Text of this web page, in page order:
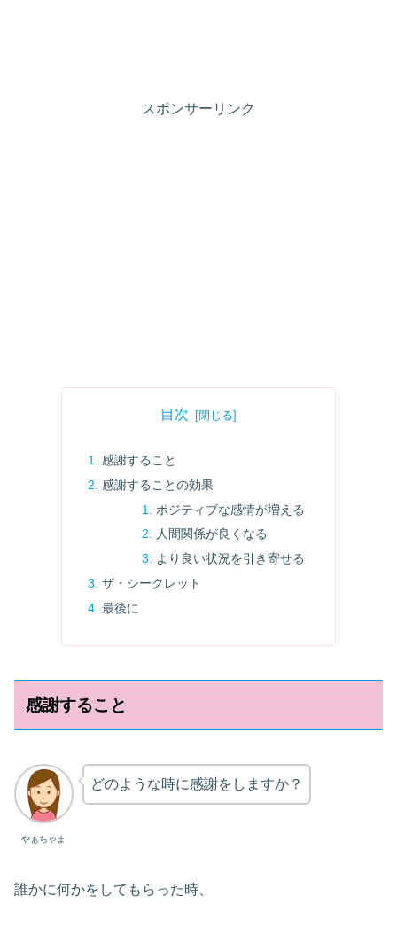
スポンサーリンク
目次
感謝すること
感謝することの効果
ポジティブな感情が増える
人間関係が良くなる
より良い状況を引き寄せる
ザ・シークレット
最後に
感謝すること
やぁちゃま
どのような時に感謝をしますか？
誰かに何かをしてもらった時、